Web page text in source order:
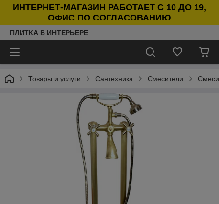
ИНТЕРНЕТ-МАГАЗИН РАБОТАЕТ С 10 ДО 19,
ОФИС ПО СОГЛАСОВАНИЮ
ПЛИТКА В ИНТЕРЬЕРЕ
Товары и услуги Сантехника Смесители